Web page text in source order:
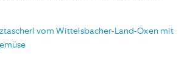
vom Wittelsbacher-Land-Oxen mit